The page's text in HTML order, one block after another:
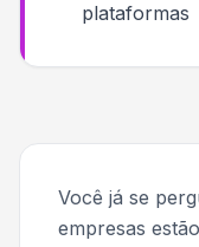
plataformas
Você já se
empresas